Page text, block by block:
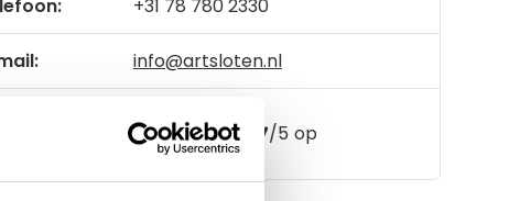
+31 78 780 2330
info@artsloten.nl
klanten geven een 4.7/5 op